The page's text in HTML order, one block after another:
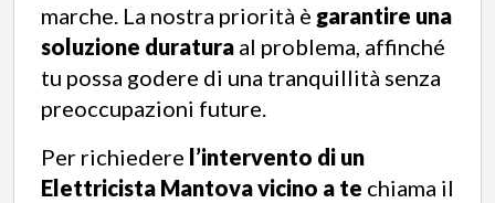
marche. La nostra priorità è garantire una
soluzione duratura al problema, affinché
tu possa godere di una tranquillità senza
preoccupazioni future.
Per richiedere l’intervento di un
Elettricista Mantova vicino a te chiama il